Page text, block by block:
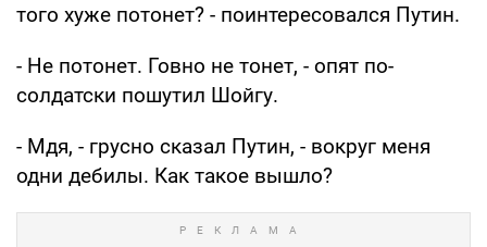
того хуже потонет? - поинтересовался Путин.
- Не потонет. Говно не тонет, - опят по-
солдатски пошутил Шойгу.
- Мдя, - грусно сказал Путин, - вокруг меня
одни дебилы. Как такое вышло?